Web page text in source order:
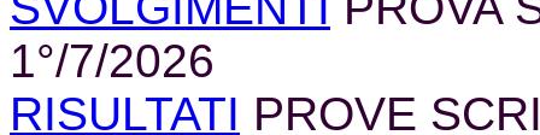
1°/7/2026
RISULTATI PROVE